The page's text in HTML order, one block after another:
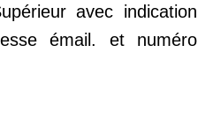
avec indication
émail. et numéro